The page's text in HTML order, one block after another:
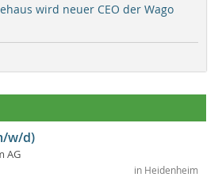
wird neuer CEO der Wago
w/d)
AG
in Heidenheim